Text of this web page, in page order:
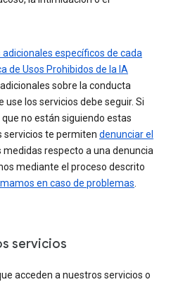
específicos de cada
de Usos Prohibidos de la IA
sobre la conducta
los servicios debe seguir. Si
no están siguiendo estas
servicios te permiten denunciar el
medidas respecto a una denuncia
mediante el proceso descrito
en caso de problemas.
servicios
acceden a nuestros servicios o